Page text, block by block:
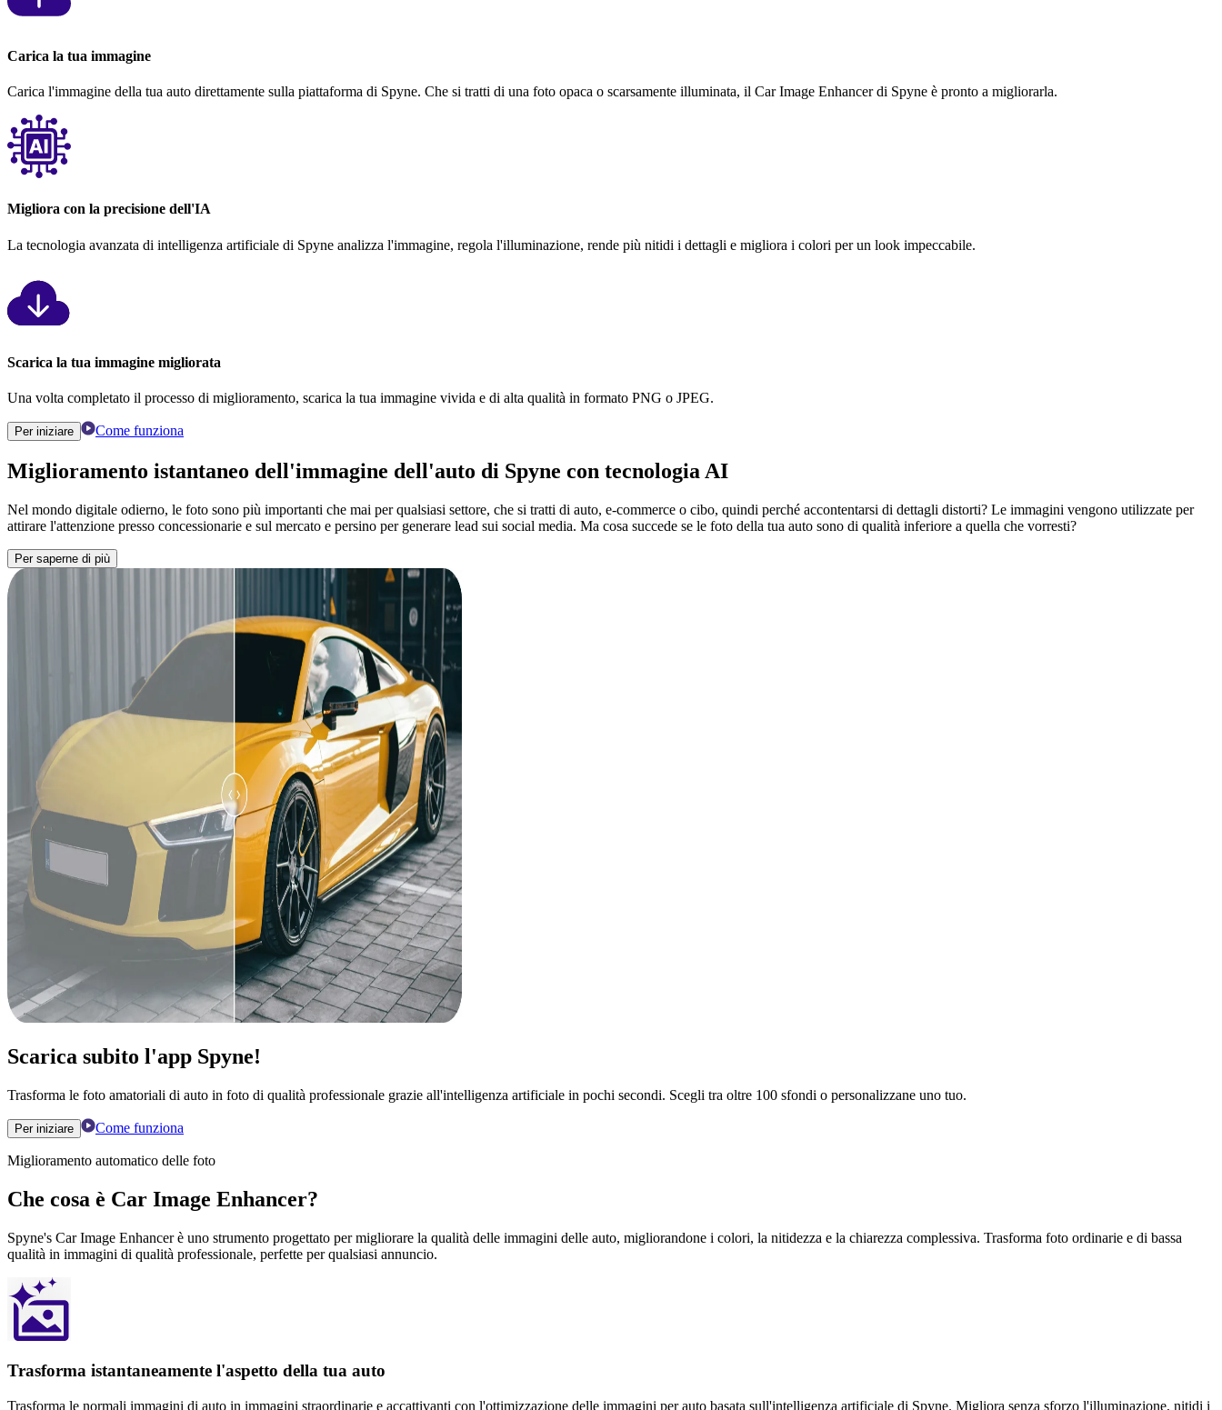
Carica la tua immagine
Carica l'immagine della tua auto direttamente sulla piattaforma di Spyne. Che si tratti di una foto opaca o scarsamente illuminata, il Car Image Enhancer di Spyne è pronto a migliorarla.
Migliora con la precisione dell'IA
La tecnologia avanzata di intelligenza artificiale di Spyne analizza l'immagine, regola l'illuminazione, rende più nitidi i dettagli e migliora i colori per un look impeccabile.
Scarica la tua immagine migliorata
Una volta completato il processo di miglioramento, scarica la tua immagine vivida e di alta qualità in formato PNG o JPEG.
Per iniziare Come funziona
Miglioramento istantaneo dell'immagine dell'auto di Spyne con tecnologia AI
Nel mondo digitale odierno, le foto sono più importanti che mai per qualsiasi settore, che si tratti di auto, e-commerce o cibo, quindi perché accontentarsi di dettagli distorti? Le immagini vengono utilizzate per
attirare l'attenzione presso concessionarie e sul mercato e persino per generare lead sui social media. Ma cosa succede se le foto della tua auto sono di qualità inferiore a quella che vorresti?
Per saperne di più
Scarica subito l'app Spyne!
Trasforma le foto amatoriali di auto in foto di qualità professionale grazie all'intelligenza artificiale in pochi secondi. Scegli tra oltre 100 sfondi o personalizzane uno tuo.
Per iniziare Come funziona
Miglioramento automatico delle foto
Che cosa è Car Image Enhancer?
Spyne's Car Image Enhancer è uno strumento progettato per migliorare la qualità delle immagini delle auto, migliorandone i colori, la nitidezza e la chiarezza complessiva. Trasforma foto ordinarie e di bassa
qualità in immagini di qualità professionale, perfette per qualsiasi annuncio.
Trasforma istantaneamente l'aspetto della tua auto
Trasforma le normali immagini di auto in immagini straordinarie e accattivanti con l'ottimizzazione delle immagini per auto basata sull'intelligenza artificiale di Spyne. Migliora senza sforzo l'illuminazione, nitidi i